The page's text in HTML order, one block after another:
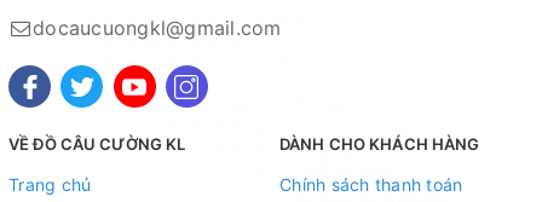
docaucuongkl@gmail.com
VỀ ĐỒ CÂU CƯỜNG KL
Trang chủ
DÀNH CHO KHÁCH HÀNG
Chính sách thanh toán